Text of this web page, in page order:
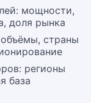
мощности,
доля рынка
страны
регионы
база